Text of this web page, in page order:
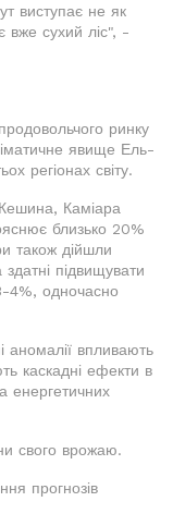
виступає не як
сухий ліс", -
ринку
явище Ель-
регіонах світу.
Каміара
близько 20%
також дійшли
підвищувати
4%, одночасно
аномалії впливають
каскадні ефекти в
енергетичних
свого врожаю.
прогнозів